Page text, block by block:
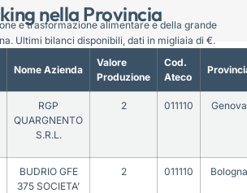
nella Provincia
Nome Azienda
Valore
Produzione
Cod.
Ateco
RGP
QUARGNENTO
S.R.L.
2 011110 Genova
BUDRIO GFE
375 SOCIETA’
2 011110 Bologna
e trasformazione alimentare e della grande
Ultimi bilanci disponibili, dati in migliaia di €.